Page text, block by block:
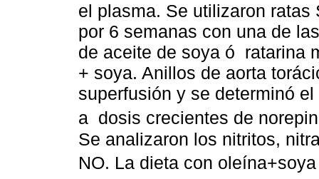
el plasma. Se utilizaron
por 6 semanas con una de
de aceite de soya ó ratarina
+ soya. Anillos de aorta
superfusión y se determinó
a dosis crecientes de
Se analizaron los nitritos,
NO. La dieta con